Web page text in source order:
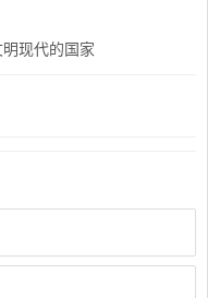
现代的国家